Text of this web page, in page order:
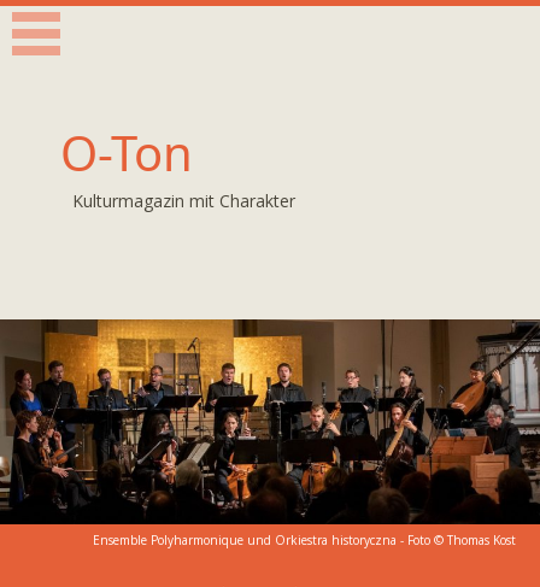
O-Ton
Kulturmagazin mit Charakter
Ensemble Polyharmonique und Orkiestra historyczna - Foto © Thomas Kost